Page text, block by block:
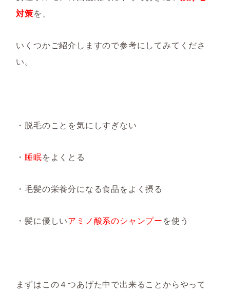
対策を、
いくつかご紹介しますので参考にしてみてくださ
い。
・脱毛のことを気にしすぎない
・睡眠をよくとる
・毛髪の栄養分になる食品をよく摂る
・髪に優しいアミノ酸系のシャンプーを使う
まずはこの４つあげた中で出来ることからやって